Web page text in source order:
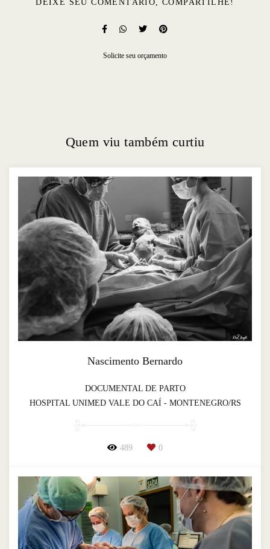
DEIXE SEU COMENTÁRIO, COMPARTILHE!
Solicite seu orçamento
Quem viu também curtiu
Nascimento Bernardo
DOCUMENTAL DE PARTO
HOSPITAL UNIMED VALE DO CAÍ - MONTENEGRO/RS
489 0